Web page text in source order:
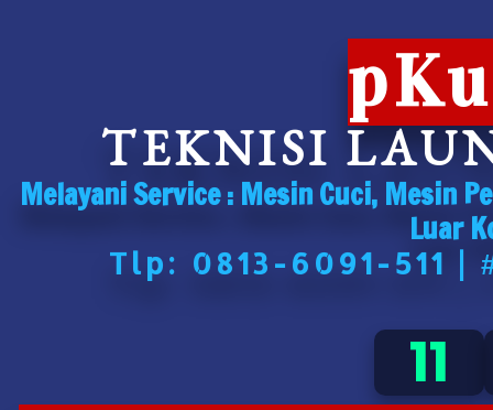
TEKNISI
Melayani Service : Mesin Cuci, Mesin
Luar
Tlp: 0813-6091-511 |
11